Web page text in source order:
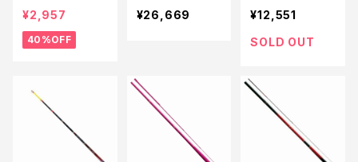
ッド】【40】
¥2,957
40%OFF
¥26,669
¥12,551
SOLD OUT